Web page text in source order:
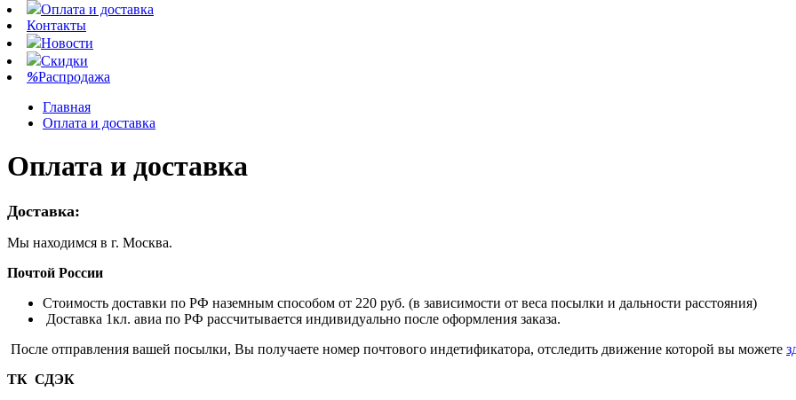
Оплата и доставка
Контакты
Новости
Скидки
%Распродажа
Главная
Оплата и доставка
Оплата и доставка
Доставка:
Мы находимся в г. Москва.
Почтой России
Стоимость доставки по РФ наземным способом от 220 руб. (в зависимости от веса посылки и дальности расстояния)
Доставка 1кл. авиа по РФ рассчитывается индивидуально после оформления заказа.
После отправления вашей посылки, Вы получаете номер почтового индетификатора, отследить движение которой вы можете
ТК СДЭК